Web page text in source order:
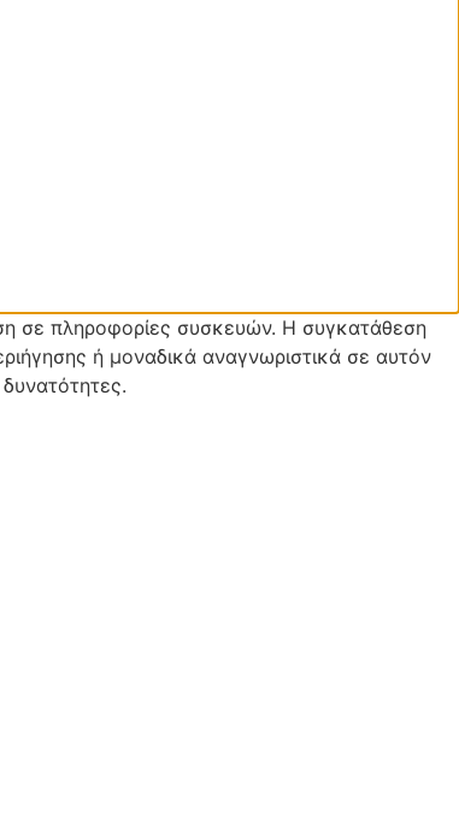
σε πληροφορίες συσκευών. Η συγκατάθεση
ή μοναδικά αναγνωριστικά σε αυτόν